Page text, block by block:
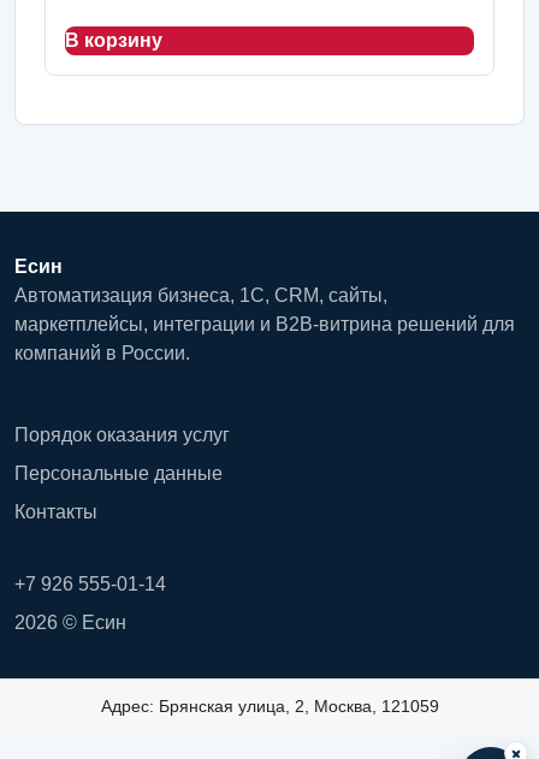
В корзину
Есин
Автоматизация бизнеса, 1С, CRM, сайты,
маркетплейсы, интеграции и B2B-витрина решений для
компаний в России.
Порядок оказания услуг
Персональные данные
Контакты
+7 926 555-01-14
2026 © Есин
Адрес: Брянская улица, 2, Москва, 121059